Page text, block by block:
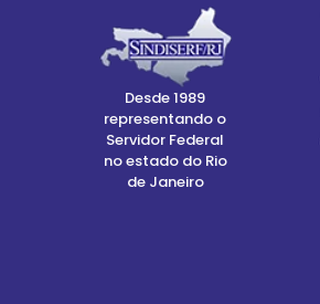
Desde 1989
representando o
Servidor Federal
no estado do Rio
de Janeiro